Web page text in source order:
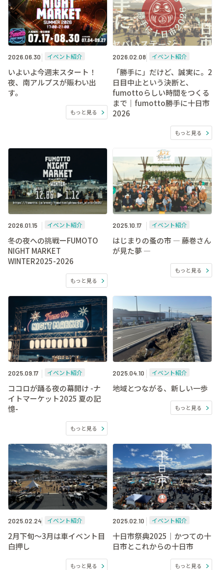
2026.06.30 イベント紹介
いよいよ今週末スタート！
夜、南アルプスが賑わい出
す。
もっと見る
2026.02.08 イベント紹介
「勝手に」だけど、誠実に。2
日目中止という決断と、
fumottoらしい時間をつくる
まで｜fumotto勝手に十日市
2026
もっと見る
2026.01.15 イベント紹介
冬の夜への挑戦ーFUMOTO
NIGHT MARKET
WINTER2025-2026
もっと見る
2025.10.17 イベント紹介
はじまりの蚤の市 ― 藤巻さん
が見た夢 ―
もっと見る
2025.09.17 イベント紹介
ココロが踊る夜の幕開け -ナ
イトマーケット2025 夏の記
憶-
もっと見る
2025.04.10 イベント紹介
地域とつながる、新しい一歩
もっと見る
2025.02.24 イベント紹介
2月下旬～3月は車イベント目
白押し
もっと見る
2025.02.10 イベント紹介
十日市祭典2025｜かつての十
日市とこれからの十日市
もっと見る